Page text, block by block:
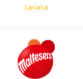
Lacasa